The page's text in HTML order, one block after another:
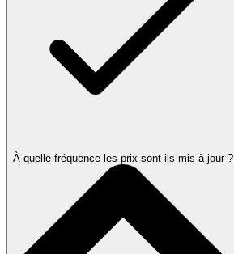
À quelle fréquence les prix sont-ils mis à jour ?